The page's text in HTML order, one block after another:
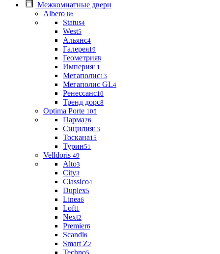
Межкомнатные двери
Albero 86
Status4
West5
Альянс4
Галерея19
Геометрия8
Империя11
Мегаполис13
Мегаполис GL4
Ренессанс10
Тренд дорс8
Optima Porte 105
Парма26
Сицилия13
Тоскана15
Турин51
Velldoris 49
Alto3
City3
Classico4
Duplex5
Linea6
Loft1
Next2
Premier6
Scandi6
Smart Z2
Techno